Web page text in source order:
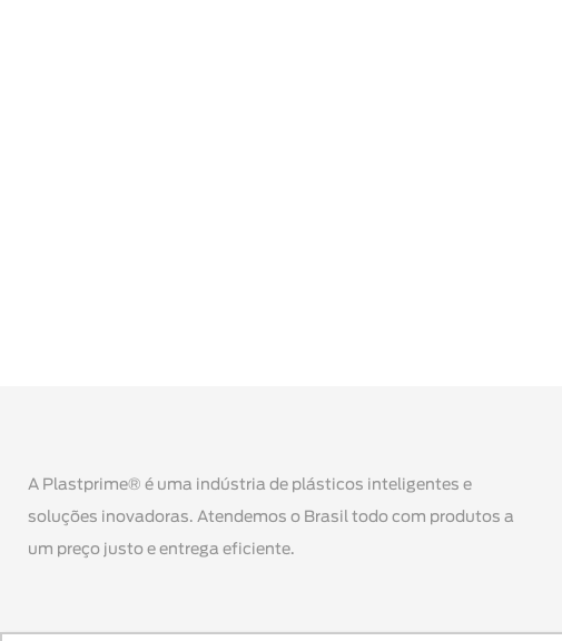
A Plastprime® é uma indústria de plásticos inteligentes e
soluções inovadoras. Atendemos o Brasil todo com produtos a
um preço justo e entrega eficiente.